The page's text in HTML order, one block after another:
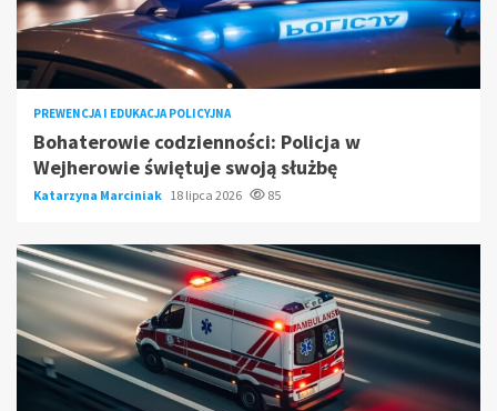
PREWENCJA I EDUKACJA POLICYJNA
Bohaterowie codzienności: Policja w
Wejherowie świętuje swoją służbę
Katarzyna Marciniak 18 lipca 2026 85